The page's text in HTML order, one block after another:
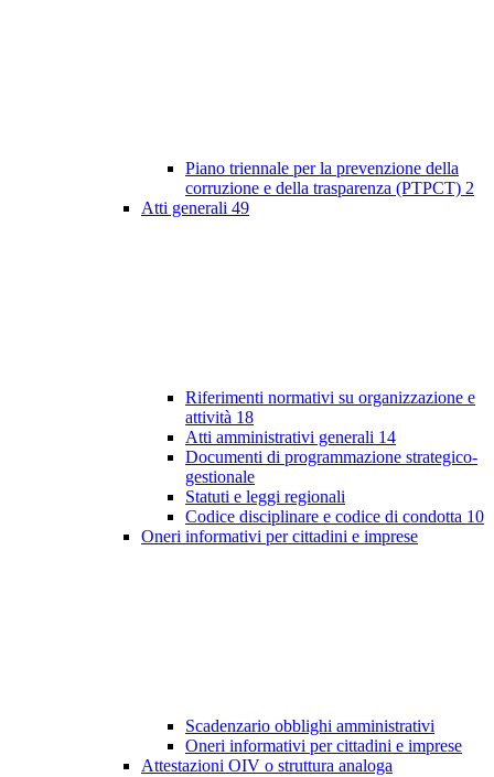
Piano triennale per la prevenzione della
corruzione e della trasparenza (PTPCT) 2
Atti generali 49
Riferimenti normativi su organizzazione e
attività 18
Atti amministrativi generali 14
Documenti di programmazione strategico-
gestionale
Statuti e leggi regionali
Codice disciplinare e codice di condotta 10
Oneri informativi per cittadini e imprese
Scadenzario obblighi amministrativi
Oneri informativi per cittadini e imprese
Attestazioni OIV o struttura analoga